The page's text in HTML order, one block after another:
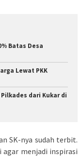
Batas Desa
Lewat PKK
dari Kukar di
SK-nya sudah terbit.
agar menjadi inspirasi